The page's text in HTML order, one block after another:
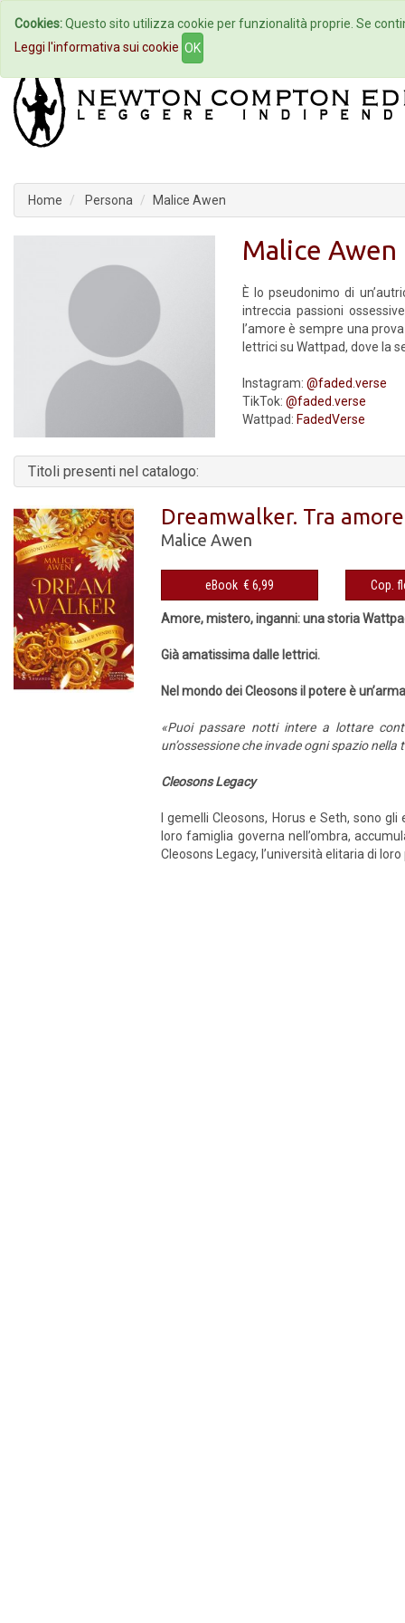
Home Autori Eventi
Home Persona Malice Awen
Malice Awen
È lo pseudonimo di
intreccia passioni
l’amore è sempre una
lettrici su Wattpad, dove la
Instagram: @faded.verse
TikTok: @faded.verse
Wattpad: FadedVerse
Titoli presenti nel catalogo:
Dreamwalker. Tra
Malice Awen
eBook € 6,99
Amore, mistero, inganni: una storia
Già amatissima dalle lettrici.
Nel mondo dei Cleosons il potere è
«Puoi passare notti intere a lottare
un’ossessione che invade ogni spazio
Cleosons Legacy
I gemelli Cleosons, Horus e Seth, sono
loro famiglia governa nell’ombra,
Cleosons Legacy, l’università elitaria di
Cookies:Questo sito utilizza cookie per funzionalità proprie. Se
Leggi l'informativa sui cookie OK